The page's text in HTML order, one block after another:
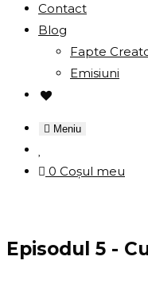
Contact
Blog
Fapte
Emisiuni
Meniu
0 Coșul meu
Episodul 5 -